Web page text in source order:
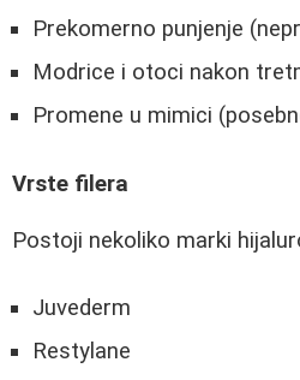
Prekomerno punjenje
Modrice i otoci nakon
Promene u mimici
Vrste filera
Postoji nekoliko marki
Juvederm
Restylane